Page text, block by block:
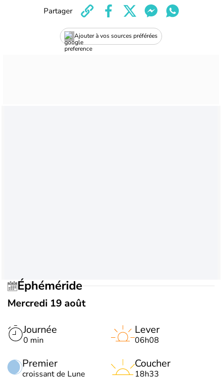
Ajouter à vos sources préférées
Partager
Éphéméride
Mercredi 19 août
Journée
0 min
Premier
croissant de Lune
Lever
06h08
Coucher
18h33